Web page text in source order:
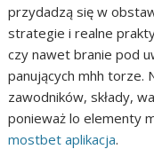
przydadzą się w
strategie i realne
czy nawet branie pod
panujących mhh torze.
zawodników, składy,
ponieważ lo elementy
mostbet aplikacja.